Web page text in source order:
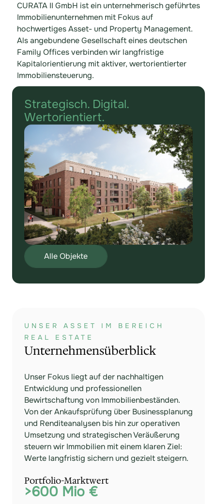
CURATA II GmbH ist ein unternehmerisch geführtes
Immobilienunternehmen mit Fokus auf
hochwertiges Asset- und Property Management.
Als angebundene Gesellschaft eines deutschen
Family Offices verbinden wir langfristige
Kapitalorientierung mit aktiver, wertorientierter
Immobiliensteuerung.
Strategisch. Digital.
Wertorientiert.
Alle Objekte
UNSER ASSET IM BEREICH
REAL ESTATE
Unternehmensüberblick
Unser Fokus liegt auf der nachhaltigen
Entwicklung und professionellen
Bewirtschaftung von Immobilienbeständen.
Von der Ankaufsprüfung über Businessplanung
und Renditeanalysen bis hin zur operativen
Umsetzung und strategischen Veräußerung
steuern wir Immobilien mit einem klaren Ziel:
Werte langfristig sichern und gezielt steigern.
Portfolio-Marktwert
>600 Mio €